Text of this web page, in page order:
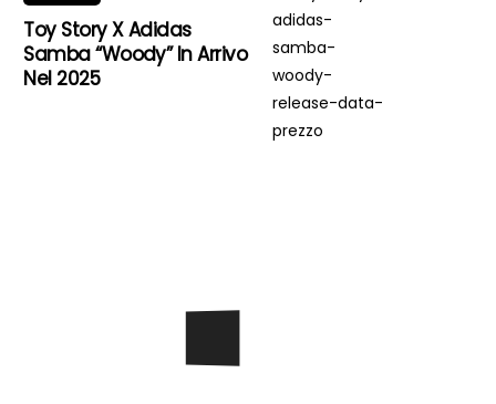
Toy Story X Adidas
Samba “Woody” In Arrivo
Nel 2025